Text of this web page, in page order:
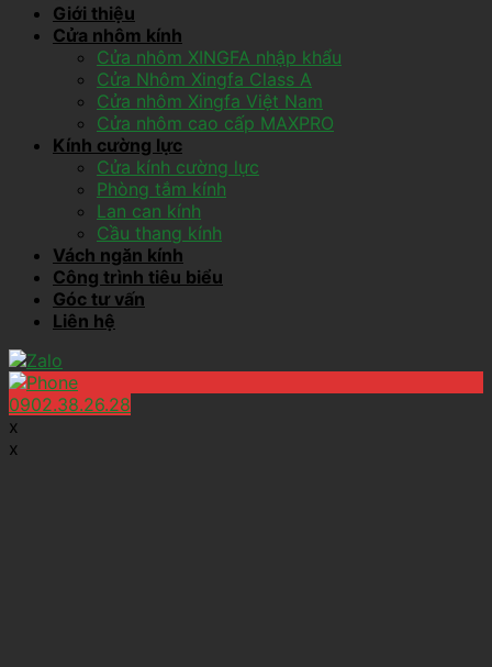
Giới thiệu
Cửa nhôm kính
Cửa nhôm XINGFA nhập khẩu
Cửa Nhôm Xingfa Class A
Cửa nhôm Xingfa Việt Nam
Cửa nhôm cao cấp MAXPRO
Kính cường lực
Cửa kính cường lực
Phòng tắm kính
Lan can kính
Cầu thang kính
Vách ngăn kính
Công trình tiêu biểu
Góc tư vấn
Liên hệ
0902.38.26.28
x
x